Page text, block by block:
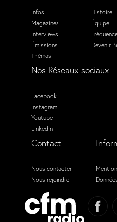
Infos
Magazines
Interviews
Émissions
Thémas
Histoire
Équipe
Devenir
Nos Réseaux sociaux
Facebook
Instagram
Youtube
Linkedin
Contact
Nous contacter
Nous rejoindre